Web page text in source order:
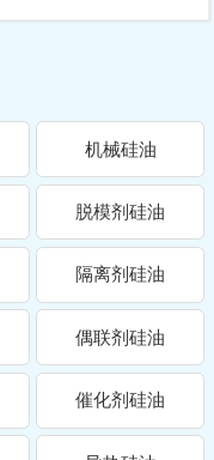
机械硅油
脱模剂硅油
隔离剂硅油
偶联剂硅油
催化剂硅油